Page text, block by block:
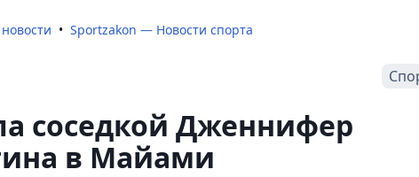
Sportzakon — Новости спорта
соседкой Дженнифер
в Майами